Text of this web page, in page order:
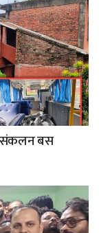
संकलन बस